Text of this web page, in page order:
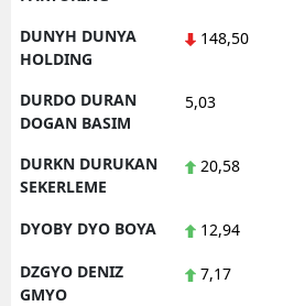
DUNYH DUNYA
HOLDING
148,50
DURDO DURAN
DOGAN BASIM
5,03
DURKN DURUKAN
SEKERLEME
20,58
DYOBY DYO BOYA 12,94
DZGYO DENIZ
GMYO
7,17